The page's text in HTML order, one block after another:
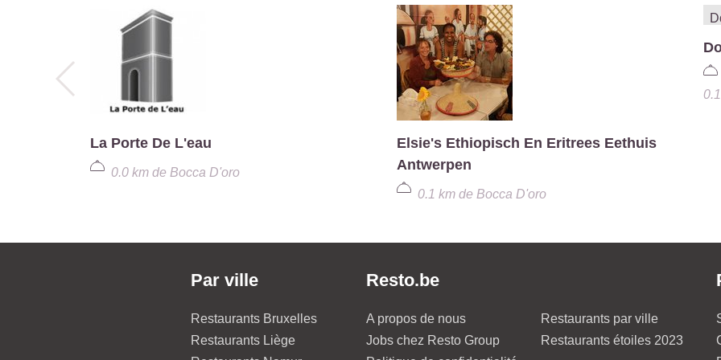
La Porte De L'eau
0.0 kmde Bocca D'oro
Elsie's Ethiopisch En Eritrees Eethuis
Antwerpen
0.1 kmde Bocca D'oro
Par ville
Restaurants Bruxelles
Restaurants Liège
Resto.be
A propos de nous
Jobs chez Resto Group
Restaurants par ville
Restaurants étoiles 2023